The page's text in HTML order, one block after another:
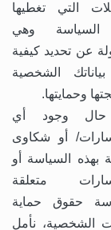
التي تغطيها
السياسة وهي
عن تحديد كيفية
الشخصية
وحمايتها.
وجود أي
أو شكاوى
بهذه السياسة أو
متعلقة
حقوق حماية
الشخصية، نأمل